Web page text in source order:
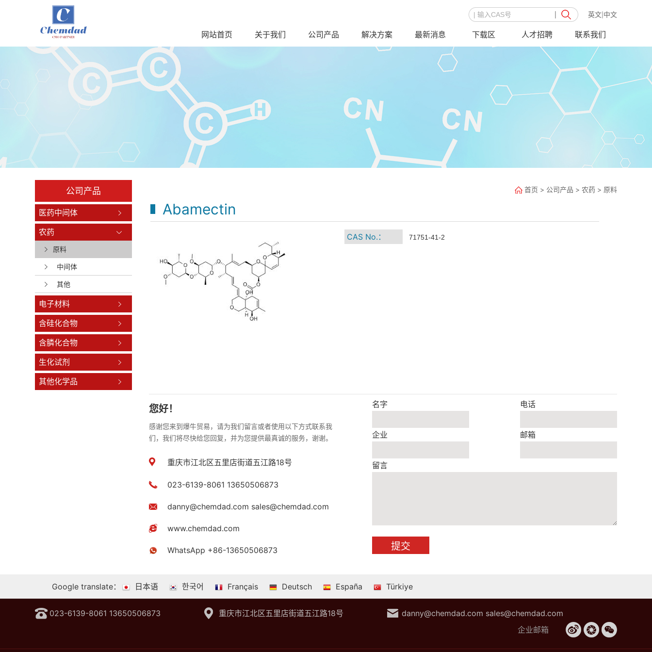
英文 中文
网站首页 关于我们 公司产品 解决方案 最新消息 下载区 人才招聘 联系我们
公司产品
医药中间体
农药
原料
中间体
其他
电子材料
含硅化合物
含膦化合物
生化试剂
其他化学品
首页 > 公司产品 > 农药 > 原料
Abamectin
CAS No.： 71751-41-2
您好！
感谢您来到爆牛贸易，请为我们留言或者使用以下方式联系我
们，我们将尽快给您回复，并为您提供最真诚的服务，谢谢。
重庆市江北区五里店街道五江路18号
023-6139-8061 13650506873
danny@chemdad.com sales@chemdad.com
www.chemdad.com
WhatsApp +86-13650506873
名字 电话
企业 邮箱
留言
Google translate： 日本语 한국어 Français Deutsch España Türkiye
023-6139-8061 13650506873 重庆市江北区五里店街道五江路18号
danny@chemdad.com sales@chemdad.com
企业邮箱